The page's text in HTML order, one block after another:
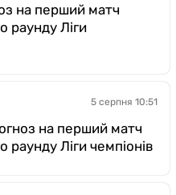
на перший матч
раунду Ліги
5 серпня 10:51
на перший матч
раунду Ліги чемпіонів